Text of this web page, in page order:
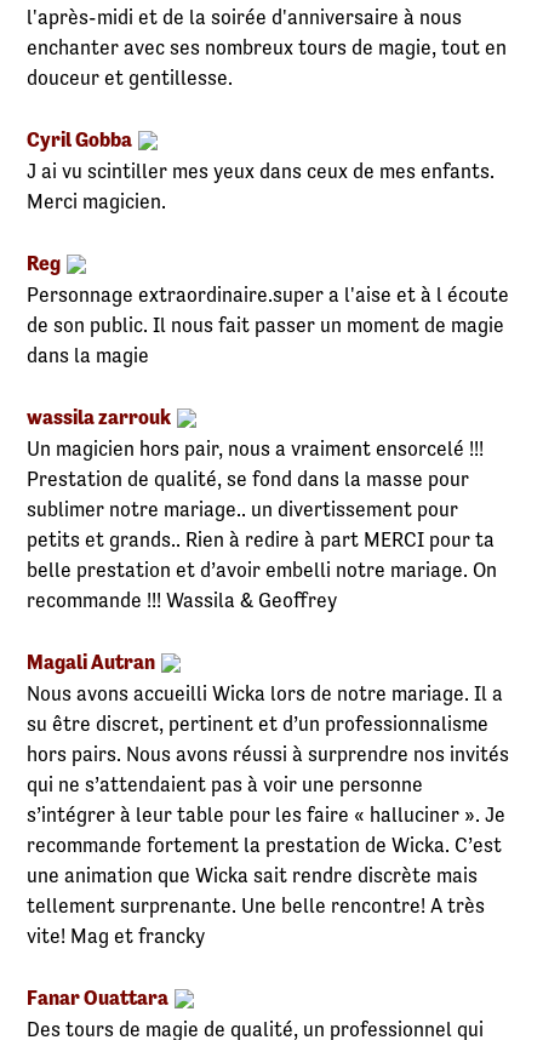
l'après-midi et de la soirée d'anniversaire à nous
enchanter avec ses nombreux tours de magie, tout en
douceur et gentillesse.
Cyril Gobba
J ai vu scintiller mes yeux dans ceux de mes enfants.
Merci magicien.
Reg
Personnage extraordinaire.super a l'aise et à l écoute
de son public. Il nous fait passer un moment de magie
dans la magie
wassila zarrouk
Un magicien hors pair, nous a vraiment ensorcelé !!!
Prestation de qualité, se fond dans la masse pour
sublimer notre mariage.. un divertissement pour
petits et grands.. Rien à redire à part MERCI pour ta
belle prestation et d’avoir embelli notre mariage. On
recommande !!! Wassila & Geoffrey
Magali Autran
Nous avons accueilli Wicka lors de notre mariage. Il a
su être discret, pertinent et d’un professionnalisme
hors pairs. Nous avons réussi à surprendre nos invités
qui ne s’attendaient pas à voir une personne
s’intégrer à leur table pour les faire « halluciner ». Je
recommande fortement la prestation de Wicka. C’est
une animation que Wicka sait rendre discrète mais
tellement surprenante. Une belle rencontre! A très
vite! Mag et francky
Fanar Ouattara
Des tours de magie de qualité, un professionnel qui